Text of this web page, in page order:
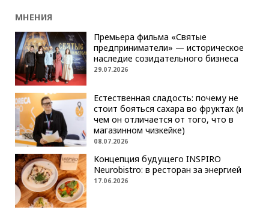
МНЕНИЯ
Премьера фильма «Святые
предприниматели» — историческое
наследие созидательного бизнеса
29.07.2026
Естественная сладость: почему не
стоит бояться сахара во фруктах (и
чем он отличается от того, что в
магазинном чизкейке)
08.07.2026
Концепция будущего INSPIRO
Neurobistro: в ресторан за энергией
17.06.2026